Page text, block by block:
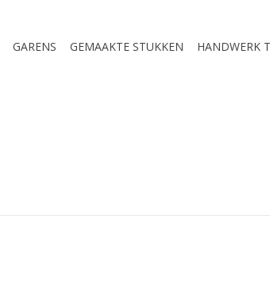
GARENS GEMAAKTE STUKKEN HANDWERK